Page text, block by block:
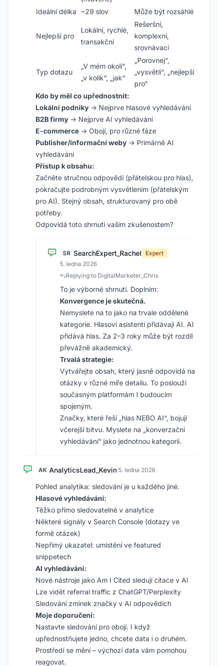
Ideální délka
~29 slov Může být rozsáhlé
Nejlepší pro
Lokální, rychlé,
transakční
Rešeršní,
komplexní,
srovnávací
Typ dotazu
„V mém okolí“,
„v kolik“, „jak“
„Porovnej“,
„vysvětli“, „nejlepší
pro“
Kdo by měl co upřednostnit:
Lokální podniky → Nejprve hlasové vyhledávání
B2B firmy → Nejprve AI vyhledávání
E-commerce → Obojí, pro různé fáze
Publisher/informační weby → Primárně AI
vyhledávání
Přístup k obsahu:
Začněte stručnou odpovědí (přátelskou pro hlas),
pokračujte podrobným vysvětlením (přátelským
pro AI). Stejný obsah, strukturovaný pro obě
potřeby.
Odpovídá toto shrnutí vašim zkušenostem?
SR SearchExpert_Rachel Expert ·
5. ledna 2026
Replying to DigitalMarketer_Chris
To je výborné shrnutí. Doplním:
Konvergence je skutečná.
Nemyslete na to jako na trvale oddělené
kategorie. Hlasoví asistenti přidávají AI. AI
přidává hlas. Za 2–3 roky může být rozdíl
převážně akademický.
Trvalá strategie:
Vytvářejte obsah, který jasně odpovídá na
otázky v různé míře detailu. To poslouží
současným platformám I budoucím
spojeným.
Značky, které řeší „hlas NEBO AI“, bojují
včerejší bitvu. Myslete na „konverzační
vyhledávání“ jako jednotnou kategorii.
AK AnalyticsLead_Kevin·5. ledna 2026
Pohled analytika: sledování je u každého jiné.
Hlasové vyhledávání:
Těžko přímo sledovatelné v analytice
Některé signály v Search Console (dotazy ve
formě otázek)
Nepřímý ukazatel: umístění ve featured
snippetech
AI vyhledávání:
Nové nástroje jako Am I Cited sledují citace v AI
Lze vidět referral traffic z ChatGPT/Perplexity
Sledování zmínek značky v AI odpovědích
Moje doporučení:
Nastavte sledování pro obojí. I když
upřednostňujete jedno, chcete data i o druhém.
Prostředí se mění – výchozí data vám pomohou
reagovat.